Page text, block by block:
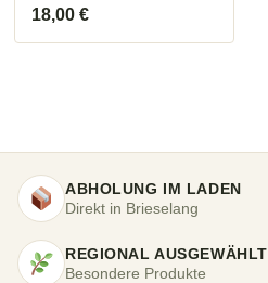
18,00 €
ABHOLUNG IM LADEN
Direkt in Brieselang
REGIONAL AUSGEWÄHLT
Besondere Produkte